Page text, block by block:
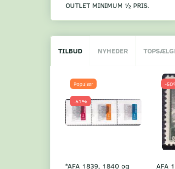
OUTLET MINIMUM ½ PRIS.
TILBUD NYHEDER
Populær
-51%
*AFA 1839, 1840 og
-
AFA